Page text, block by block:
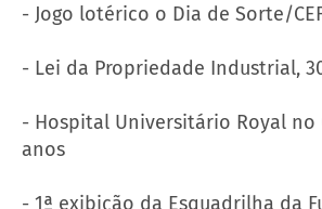
- Jogo lotérico o Dia de Sorte/
- Lei da Propriedade Industrial,
- Hospital Universitário Royal no
anos
- 1ª exibição da Esquadrilha da